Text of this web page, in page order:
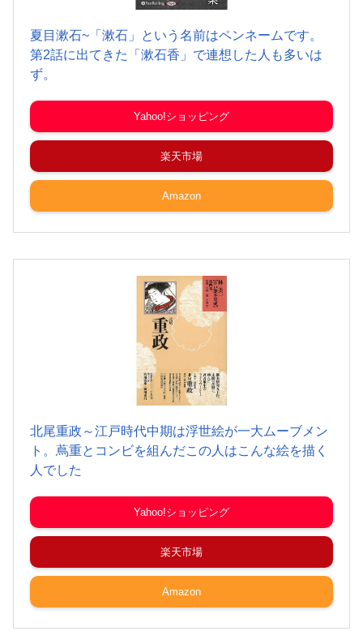
夏目漱石~「漱石」という名前はペンネームです。
第2話に出てきた「漱石香」で連想した人も多いは
ず。
Yahoo!ショッピング
楽天市場
Amazon
北尾重政～江戸時代中期は浮世絵が一大ムーブメン
ト。蔦重とコンビを組んだこの人はこんな絵を描く
人でした
Yahoo!ショッピング
楽天市場
Amazon